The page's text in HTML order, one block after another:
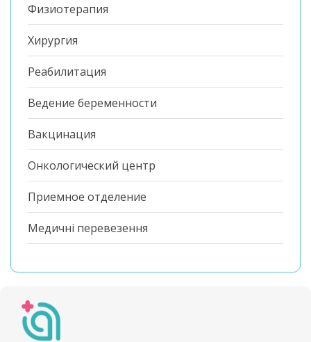
Физиотерапия
Хирургия
Реабилитация
Ведение беременности
Вакцинация
Онкологический центр
Приемное отделение
Медичні перевезення